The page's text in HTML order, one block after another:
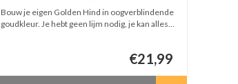
Bouw je eigen Golden Hind in oogverblindende
goudkleur. Je hebt geen lijm nodig, je kan alles
€21,99